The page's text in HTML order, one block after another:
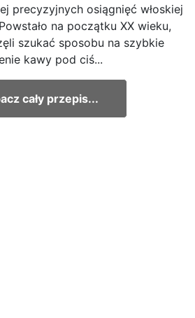
precyzyjnych osiągnięć włoskiej
na początku XX wieku,
szukać sposobu na szybkie
kawy pod ciś...
cały przepis...